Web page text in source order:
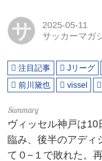
サ
2025-05-11
サッカーマガ
注目記事 Jリーグ
前川黛也
vissel
ヴィッセル神戸は
臨み、後半のアディ
て０−１で敗れた。